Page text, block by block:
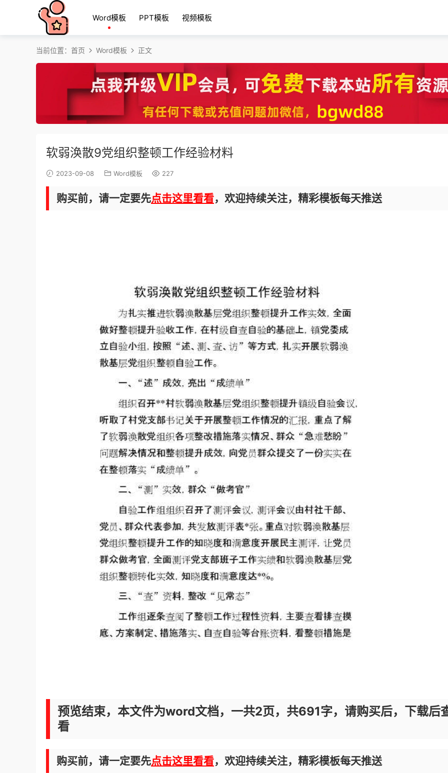
Word模板 PPT模板 视频模板
当前位置： 首页 Word模板 正文
软弱涣散9党组织整顿工作经验材料
2023-09-08 Word模板 227
购买前，请一定要先点击这里看看，欢迎持续关注，精彩模板每天推送
预览结束，本文件为word文档，一共2页，共691字，请购买后，下载后
看
购买前，请一定要先点击这里看看，欢迎持续关注，精彩模板每天推送